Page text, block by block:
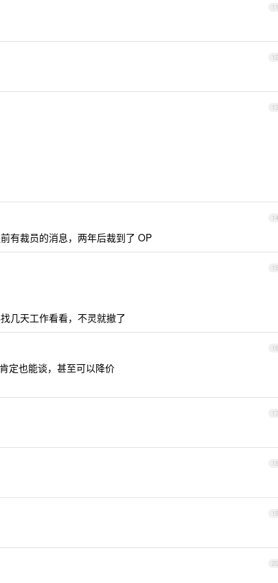
11
12
13
14
有裁员的消息，两年后裁到了 OP
15
几天工作看看，不灵就撤了
16
定也能谈，甚至可以降价
17
18
19
20